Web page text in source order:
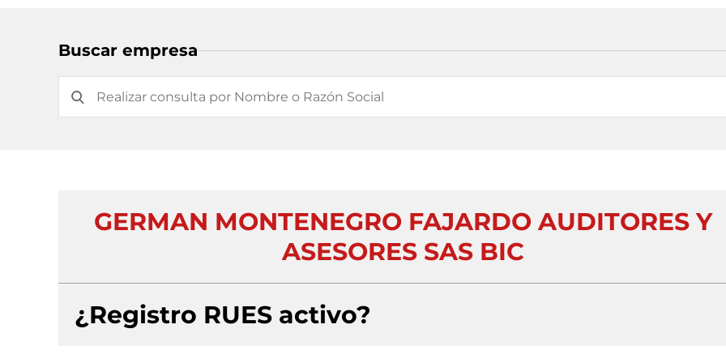
Buscar empresa
GERMAN MONTENEGRO FAJARDO AUDITORES Y
ASESORES SAS BIC
¿Registro RUES activo?